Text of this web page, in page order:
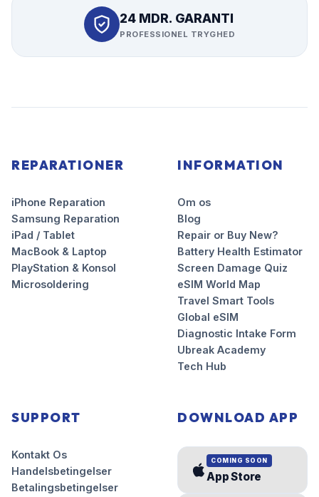
24 MDR. GARANTI
PROFESSIONEL TRYGHED
REPARATIONER
iPhone Reparation
Samsung Reparation
iPad / Tablet
MacBook & Laptop
PlayStation & Konsol
Microsoldering
INFORMATION
Om os
Blog
Repair or Buy New?
Battery Health Estimator
Screen Damage Quiz
eSIM World Map
Travel Smart Tools
Global eSIM
Diagnostic Intake Form
Ubreak Academy
Tech Hub
SUPPORT
Kontakt Os
Handelsbetingelser
Betalingsbetingelser
DOWNLOAD APP
COMING SOON
App Store